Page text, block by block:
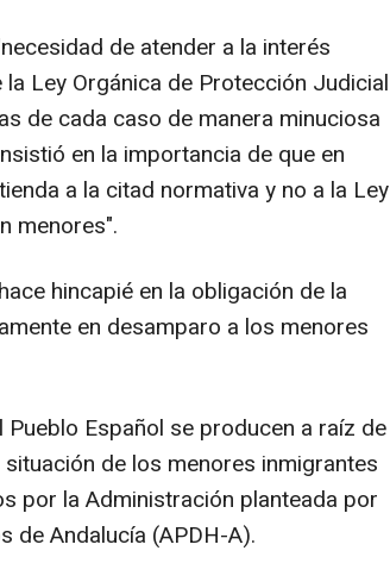
de atender a la interés
Ley Orgánica de Protección Judicial
de cada caso de manera minuciosa
en la importancia de que en
a la citad normativa y no a la Ley
menores".
hincapié en la obligación de la
en desamparo a los menores
Español se producen a raíz de
de los menores inmigrantes
por la Administración planteada por
de Andalucía (APDH-A).